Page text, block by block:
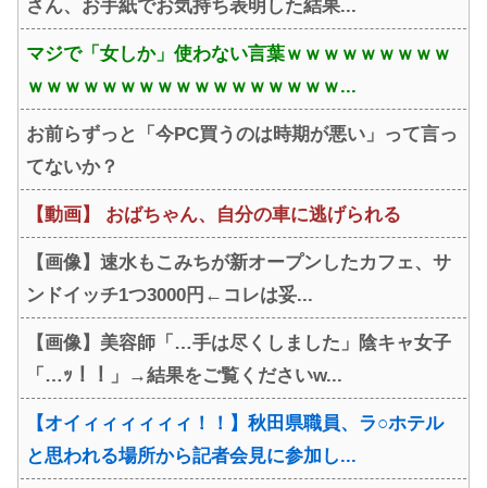
さん、お手紙でお気持ち表明した結果...
マジで「女しか」使わない言葉ｗｗｗｗｗｗｗｗｗ
ｗｗｗｗｗｗｗｗｗｗｗｗｗｗｗｗｗ...
お前らずっと「今PC買うのは時期が悪い」って言っ
てないか？
【動画】 おばちゃん、自分の車に逃げられる
【画像】速水もこみちが新オープンしたカフェ、サ
ンドイッチ1つ3000円←コレは妥...
【画像】美容師「…手は尽くしました」陰キャ女子
「…ｯ！！」→結果をご覧くださいw...
【オイィィィィィィ！！】秋田県職員、ラ○ホテル
と思われる場所から記者会見に参加し...